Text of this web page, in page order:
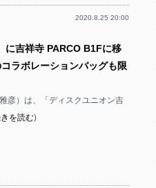
2020.8.25 20:00
に吉祥寺 PARCO B1Fに移
ラボレーションバッグも限
彦）は、「ディスクユニオン吉
を読む)